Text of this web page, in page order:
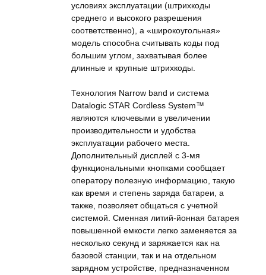
условиях эксплуатации (штрихкоды
среднего и высокого разрешения
соответственно), а «широкоугольная»
модель способна считывать коды под
большим углом, захватывая более
длинные и крупные штрихкоды.
Технология Narrow band и система
Datalogic STAR Cordless System™
являются ключевыми в увеличении
производительности и удобства
эксплуатации рабочего места.
Дополнительный дисплей с 3-мя
функциональными кнопками сообщает
оператору полезную информацию, такую
как время и степень заряда батареи, а
также, позволяет общаться с учетной
системой. Сменная литий-йонная батарея
повышенной емкости легко заменяется за
несколько секунд и заряжается как на
базовой станции, так и на отдельном
зарядном устройстве, предназначенном